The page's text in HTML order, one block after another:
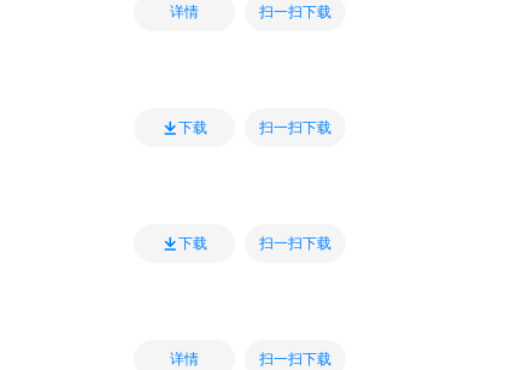
详情 扫一扫下载
下载 扫一扫下载
下载 扫一扫下载
详情 扫一扫下载